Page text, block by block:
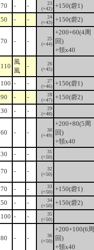
70 - -
23
(+42) +150(砦1)
50 - -
24
(+43) +150(砦2)
70 - -
25
(+44)
+200+60(4周
回)
+領x40
110
風
風
-
26
(+45)
100 - -
27
(+46) +150(砦1)
90 - -
28
(+47) +150(砦2)
30 - -
29
(+48)
60 - -
30
(+49)
+200+80(5周
回)
+領x40
30 - -
31
(+50)
70 - -
32
(+50)
70 - -
33
(+50) +150(砦1)
50 - -
34
(+50) +150(砦2)
100 - -
35
(+50)
80 - -
36
(+50)
+200+100(6周
回)
+領x40